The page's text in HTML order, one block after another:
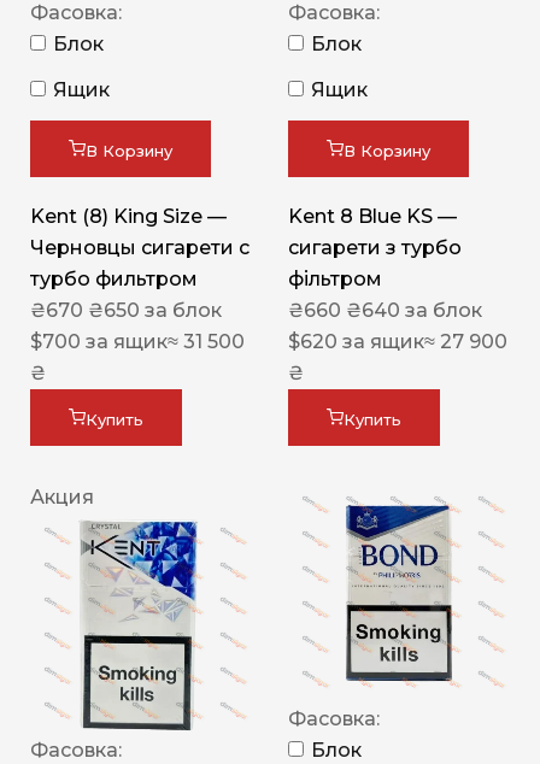
Фасовка:
Блок
Ящик
В Корзину
Kent (8) King Size —
Черновцы сигарети с
турбо фильтром
₴670 ₴650 за блок
$700 за ящик≈ 31 500
₴
Купить
Фасовка:
Блок
Ящик
В Корзину
Kent 8 Blue KS —
сигарети з турбо
фільтром
₴660 ₴640 за блок
$620 за ящик≈ 27 900
₴
Купить
Акция
Фасовка:
Фасовка:
Блок